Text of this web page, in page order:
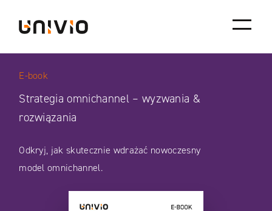
content
E-book
Strategia omnichannel – wyzwania &
rozwiązania
Odkryj, jak skutecznie wdrażać nowoczesny
model omnichannel.